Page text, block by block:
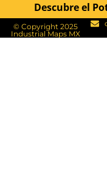
Descubre el
© Copyright 2025
Industrial Maps MX​